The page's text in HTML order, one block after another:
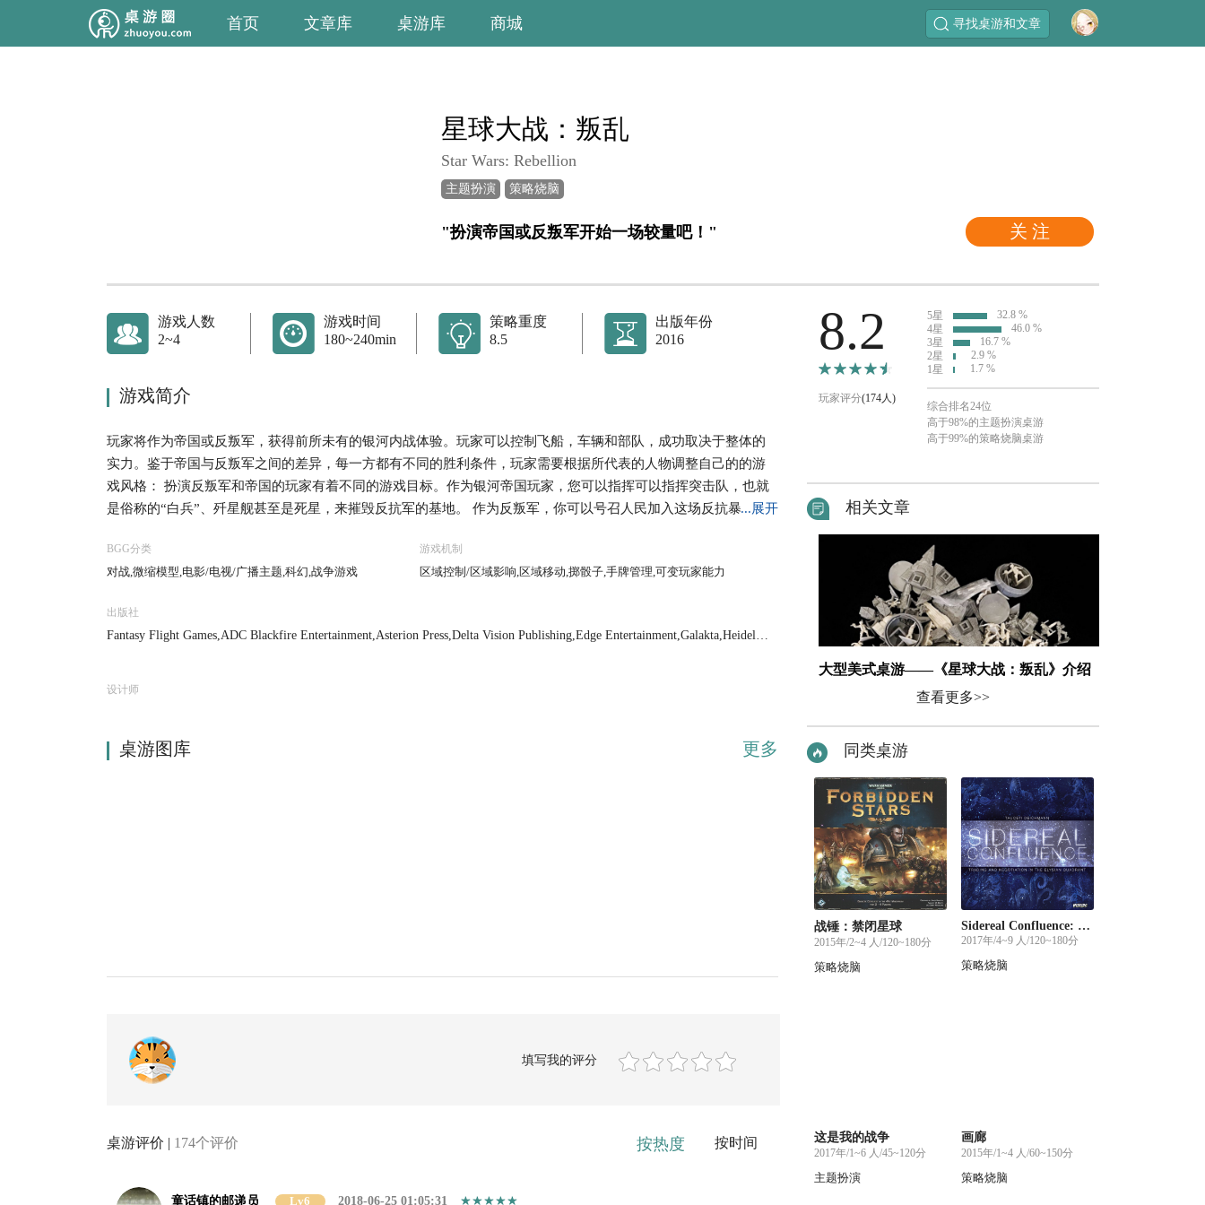
首页 文章库 桌游库 商城 寻找桌游和文章
关 注
星球大战：叛乱
Star Wars: Rebellion
主题扮演 策略烧脑
"扮演帝国或反叛军开始一场较量吧！"
游戏人数
2~4
游戏时间
180~240min
策略重度
8.5
出版年份
2016
游戏简介
玩家将作为帝国或反叛军，获得前所未有的银河内战体验。玩家可以控制飞船，车辆和部队，成功取决于整体的
实力。鉴于帝国与反叛军之间的差异，每一方都有不同的胜利条件，玩家需要根据所代表的人物调整自己的的游
戏风格： 扮演反叛军和帝国的玩家有着不同的游戏目标。作为银河帝国玩家，您可以指挥可以指挥突击队，也就
是俗称的“白兵”、歼星舰甚至是死星，来摧毁反抗军的基地。 作为反叛军，你可以号召人民加入这场反抗暴政的
合原作的玩法，悉数登场的人物，星战粉丝一定不要错过。
...展开
BGG分类
对战,微缩模型,电影/电视/广播主题,科幻,战争游戏
游戏机制
区域控制/区域影响,区域移动,掷骰子,手牌管理,可变玩家能力
出版社
Fantasy Flight Games,ADC Blackfire Entertainment,Asterion Press,Delta Vision Publishing,Edge Entertainment,Galakta,Heidelbe
设计师
桌游图库 更多
填写我的评分
桌游评价 | 174个评价 按热度 按时间
童话镇的邮递员 Lv6 2018-06-25 01:05:31
8.2
玩家评分(174人)
5星
32.8 %
4星
46.0 %
3星
16.7 %
2星
2.9 %
1星
1.7 %
综合排名24位
高于98%的主题扮演桌游
高于99%的策略烧脑桌游
相关文章
大型美式桌游——《星球大战：叛乱》介绍
查看更多>>
同类桌游
战锤：禁闭星球
2015年/2~4 人/120~180分
策略烧脑
Sidereal Confluence: Trading and Negotiation in the Elysian Quadrant
2017年/4~9 人/120~180分
策略烧脑
这是我的战争
2017年/1~6 人/45~120分
主题扮演
画廊
2015年/1~4 人/60~150分
策略烧脑